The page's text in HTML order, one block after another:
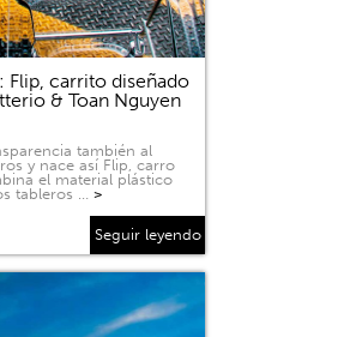
carrito diseñado
& Toan Nguyen
también al
y nace así Flip, carro
el material plástico
tableros … >
Seguir leyendo